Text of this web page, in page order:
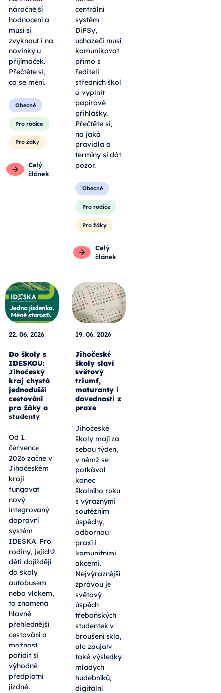
náročnější
hodnocení a
musí si
zvyknout i na
novinky u
přijímaček.
Přečtěte si,
co se mění.
Obecné
Pro rodiče
Pro žáky
Celý
článek
centrální
systém
DiPSy,
uchazeči musí
komunikovat
přímo s
řediteli
středních škol
a vyplnit
papírové
přihlášky.
Přečtěte si,
na jaká
pravidla a
termíny si dát
pozor.
Obecné
Pro rodiče
Pro žáky
Celý
článek
22. 06. 2026
Do školy s
IDESKOU:
Jihočeský
kraj chystá
jednodušší
cestování
pro žáky a
studenty
Od 1.
července
2026 začne v
Jihočeském
kraji
fungovat
nový
integrovaný
dopravní
systém
IDESKA. Pro
rodiny, jejichž
děti dojíždějí
do školy
autobusem
nebo vlakem,
to znamená
hlavně
přehlednější
cestování a
možnost
pořídit si
výhodné
předplatní
jízdné.
19. 06. 2026
Jihočeské
školy slaví
světový
triumf,
maturanty i
dovednosti z
praxe
Jihočeské
školy mají za
sebou týden,
v němž se
potkával
konec
školního roku
s výraznými
soutěžními
úspěchy,
odbornou
praxí i
komunitními
akcemi.
Nejvýraznější
zprávou je
světový
úspěch
třeboňských
studentek v
broušení skla,
ale zaujaly
také výsledky
mladých
hudebníků,
digitální